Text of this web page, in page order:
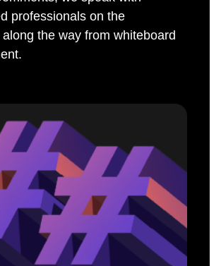
professionals on the
the way from whiteboard